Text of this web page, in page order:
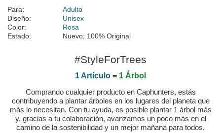
Para:
Adulto
Diseño:
Unisex
Color:
Rosa
Estado:
Nuevo; 100% Original
#StyleForTrees
1 Artículo = 1 Árbol
Comprando cualquier producto en Caphunters, estás
contribuyendo a plantar árboles en los lugares del planeta que
más lo necesitan. Con tu ayuda, es posible plantar 1 árbol más
y, gracias a tu colaboración, avanzamos un poco más en el
camino de la sostenibilidad y un mejor mañana para todos.